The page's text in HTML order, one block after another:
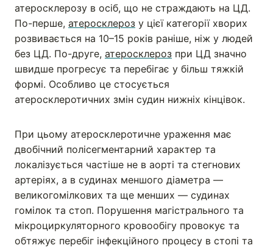
атеросклерозу в осіб, що не страждають на ЦД.
По-перше, атеросклероз у цієї категорії хворих
розвивається на 10–15 років раніше, ніж у людей
без ЦД. По-друге, атеросклероз при ЦД значно
швидше прогресує та перебігає у більш тяжкій
формі. Особливо це стосується
атеросклеротичних змін судин нижніх кінцівок.
При цьому атеросклеротичне ураження має
двобічний полісегментарний характер та
локалізується частіше не в аорті та стегнових
артеріях, а в судинах меншого діаметра —
великогомілкових та ще менших — судинах
гомілок та стоп. Порушення магістрального та
мікроциркуляторного кровообігу провокує та
обтяжує перебіг інфекційного процесу в стопі та